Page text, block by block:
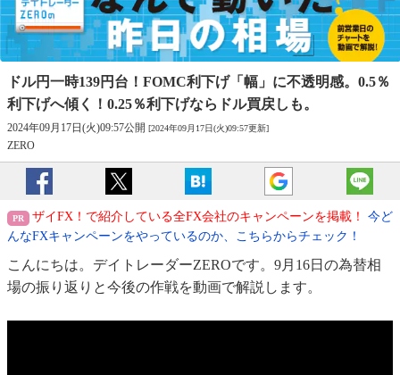
ドル円一時139円台！FOMC利下げ「幅」に不透明感。 0.5％
利下げへ傾く！0.25％利下げならドル買戻しも。
2024年09月17日(火)09:57公開 [2024年09月17日(火)09:57更新]
ZERO
ザイFX！で紹介している全FX会社のキャンペーンを掲載！
今ど
んなFXキャンペーンをやっているのか、こちらからチェック！
こんにちは。デイトレーダーZEROです。9月16日の為替相
場の振り返りと今後の作戦を動画で解説します。